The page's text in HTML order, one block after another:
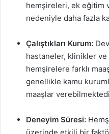
hemşireleri, ek eğitim
nedeniyle daha fazla
Çalıştıkları Kurum:
hastaneler, klinikler ve
hemşirelere farklı
genellikle kamu
maaşlar
Deneyim Süresi: